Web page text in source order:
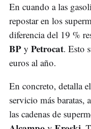
En cuando a las
repostar en los
diferencia del 19 %
BP y Petrocat. Esto
euros al año.
En concreto, detalla
servicio más baratas,
las cadenas de